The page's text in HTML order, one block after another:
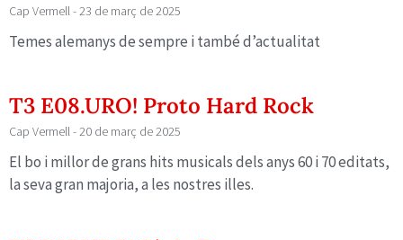
Cap Vermell 23 de març de 2025
Temes alemanys de sempre i també d’actualitat
T3 E08.URO! Proto Hard Rock
Cap Vermell 20 de març de 2025
El bo i millor de grans hits musicals dels anys 60 i 70 editats,
la seva gran majoria, a les nostres illes.